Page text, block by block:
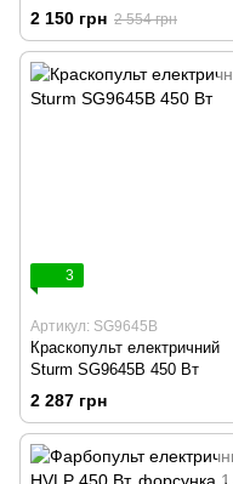
Ø1.8/2.6мм 900мл/хв н/б
800мл SIGMA (6816051)
2 150 грн 2 554 грн
3
Артикул: SG9645B
Краскопульт електричний
Sturm SG9645B 450 Вт
2 287 грн